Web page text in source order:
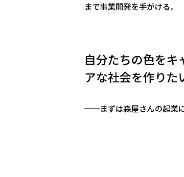
まで事業開発を手がける。
自分たちの色をキ
アな社会を作りた
──まずは森屋さんの起業に